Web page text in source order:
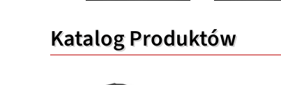
Katalog Produktów